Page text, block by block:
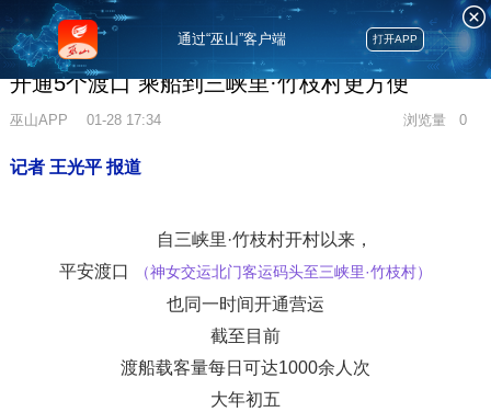
通过“巫山”客户端 打开APP
开通5个渡口 乘船到三峡里·竹枝村更方便
巫山APP 01-28 17:34 浏览量 0
记者 王光平 报道
自三峡里·竹枝村开村以来，
平安渡口
（神女交运北门客运码头至三峡里·竹枝村）
也同一时间开通营运
截至目前
渡船载客量每日可达1000余人次
大年初五